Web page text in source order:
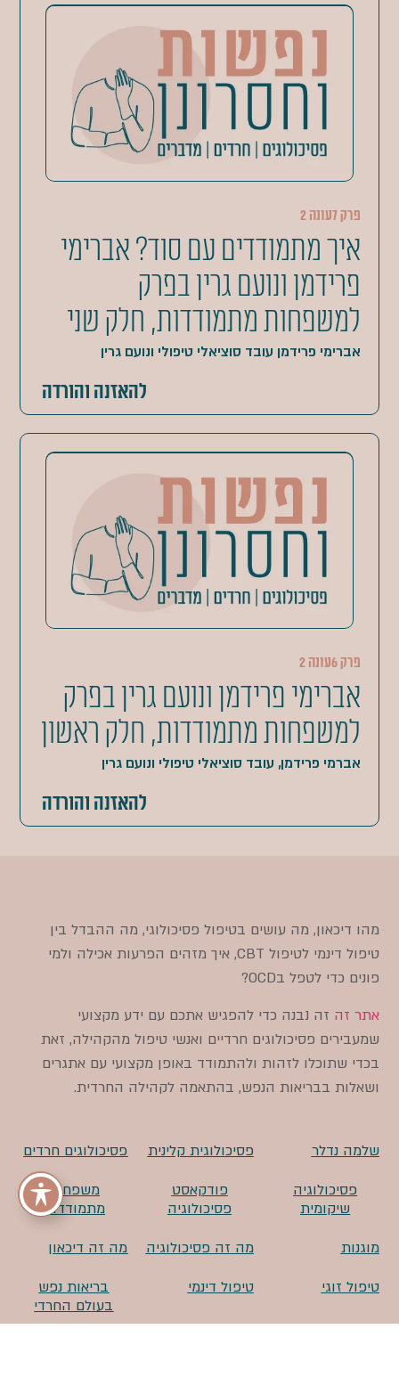
פרק 7 עונה 2
איך מתמודדים עם סוד? אברימי
פרידמן ונועם גרין בפרק
למשפחות מתמודדות, חלק שני
אברימי פרידמן עובד סוציאלי טיפולי ונועם גרין
להאזנה והורדה
פרק 6 עונה 2
אברימי פרידמן ונועם גרין בפרק
למשפחות מתמודדות, חלק ראשון
אברמי פרידמן, עובד סוציאלי טיפולי ונועם גרין
להאזנה והורדה
מהו דיכאון, מה עושים בטיפול פסיכולוגי, מה ההבדל בין
טיפול דינמי לטיפול CBT, איך מזהים הפרעות אכילה ולמי
פונים כדי לטפל בOCD?
אתר זה זה נבנה כדי להפגיש אתכם עם ידע מקצועי
שמעבירים פסיכולוגים חרדיים ואנשי טיפול מהקהילה, זאת
בכדי שתוכלו לזהות ולהתמודד באופן מקצועי עם אתגרים
ושאלות בבריאות הנפש, בהתאמה לקהילה החרדית.
שלמה נדלר פסיכולוגית קלינית
פסיכולוגים חרדים
פסיכולוגיה
שיקומית
פודקאסט
פסיכולוגיה
משפחות
מתמודדות
מוגנות
מה זה פסיכולוגיה
מה זה דיכאון
טיפול זוגי
טיפול דינמי
בריאות נפש
בעולם החרדי